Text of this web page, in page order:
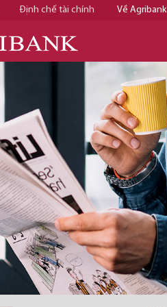
Định chế tài chính Về Agribank